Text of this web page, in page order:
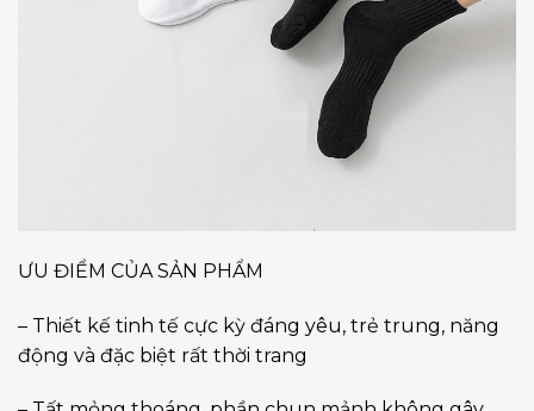
ƯU ĐIỂM CỦA SẢN PHẨM
– Thiết kế tinh tế cực kỳ đáng yêu, trẻ trung, năng
động và đặc biệt rất thời trang